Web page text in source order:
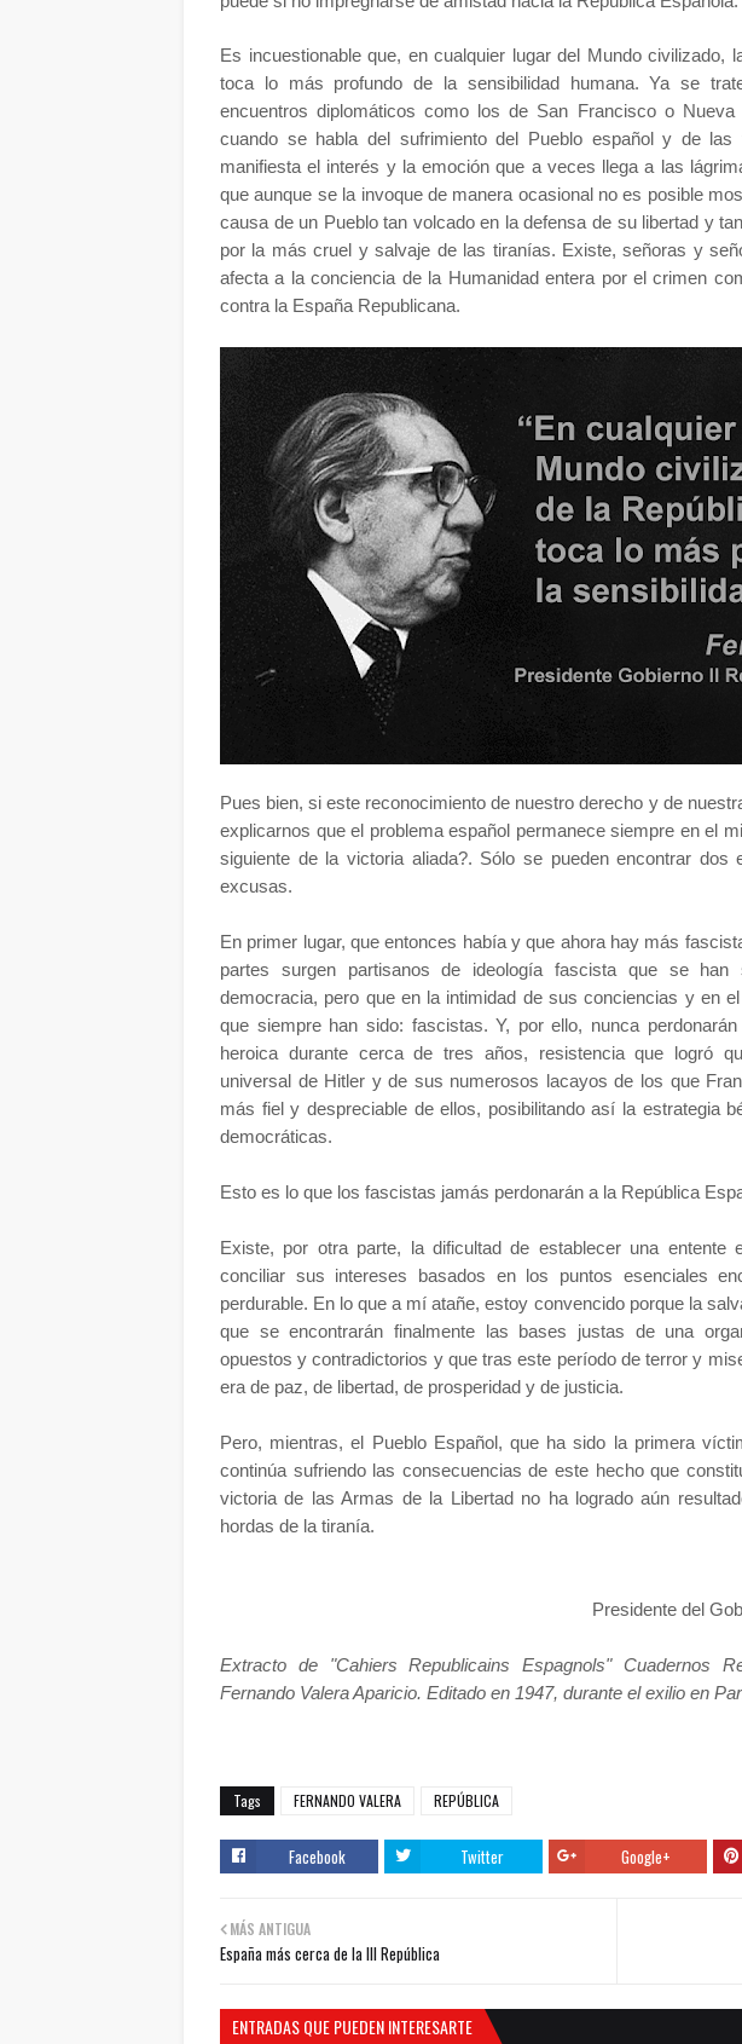
Es incuestionable que, en cualquier lugar del Mundo civilizado,
toca lo más profundo de la sensibilidad humana. Ya se
encuentros diplomáticos como los de San Francisco o
cuando se habla del sufrimiento del Pueblo español y de
manifiesta el interés y la emoción que a veces llega a las
que aunque se la invoque de manera ocasional no es posible
causa de un Pueblo tan volcado en la defensa de su libertad y
por la más cruel y salvaje de las tiranías. Existe, señoras y
afecta a la conciencia de la Humanidad entera por el crimen
contra la España Republicana.
Pues bien, si este reconocimiento de nuestro derecho y de
explicarnos que el problema español permanece siempre en el
siguiente de la victoria aliada?. Sólo se pueden encontrar dos
excusas.
En primer lugar, que entonces había y que ahora hay más
partes surgen partisanos de ideología fascista que se
democracia, pero que en la intimidad de sus conciencias y en
que siempre han sido: fascistas. Y, por ello, nunca
heroica durante cerca de tres años, resistencia que logró
universal de Hitler y de sus numerosos lacayos de los que
más fiel y despreciable de ellos, posibilitando así la estrategia
democráticas.
Esto es lo que los fascistas jamás perdonarán a la República
Existe, por otra parte, la dificultad de establecer una entente
conciliar sus intereses basados en los puntos esenciales
perdurable. En lo que a mí atañe, estoy convencido porque la
que se encontrarán finalmente las bases justas de una
opuestos y contradictorios y que tras este período de terror y
era de paz, de libertad, de prosperidad y de justicia.
Pero, mientras, el Pueblo Español, que ha sido la primera
continúa sufriendo las consecuencias de este hecho que
victoria de las Armas de la Libertad no ha logrado aún
hordas de la tiranía.
Presidente del
Extracto de "Cahiers Republicains Espagnols" Cuadernos
Fernando Valera Aparicio. Editado en 1947, durante el exilio en
Tags FERNANDO VALERA REPÚBLICA
Facebook Twitter Google+
MÁS ANTIGUA
España más cerca de la III República
ENTRADAS QUE PUEDEN INTERESARTE